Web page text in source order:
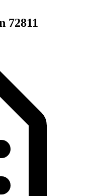
72811